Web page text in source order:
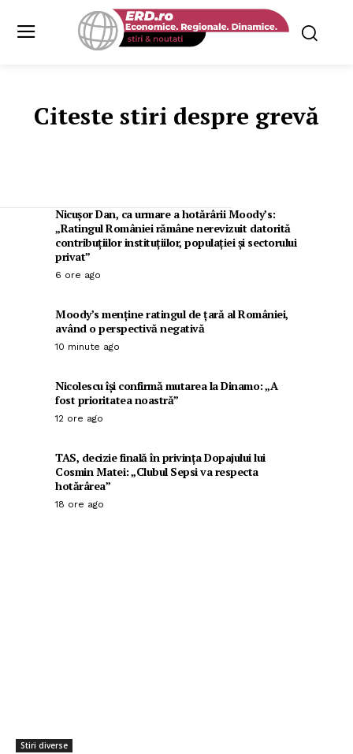
Citeste stiri despre grevă
Nicușor Dan, ca urmare a hotărârii Moody’s:
„Ratingul României rămâne nerevizuit datorită
contribuțiilor instituțiilor, populației și sectorului
privat”
6 ore ago
Moody’s menține ratingul de țară al României,
având o perspectivă negativă
10 minute ago
Nicolescu își confirmă mutarea la Dinamo: „A
fost prioritatea noastră”
12 ore ago
TAS, decizie finală în privința Dopajului lui
Cosmin Matei: „Clubul Sepsi va respecta
hotărârea”
18 ore ago
Stiri diverse